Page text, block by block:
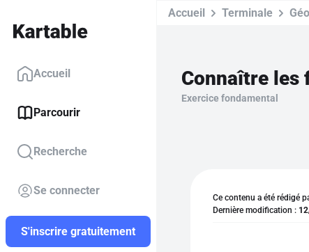
Accueil
Parcourir
Recherche
Se connecter
S'inscrire gratuitement
Accueil Terminale
Connaître les
Exercice fondamental
Ce contenu a été rédigé
Dernière modification :